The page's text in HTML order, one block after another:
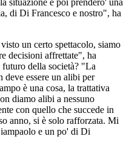
situazione e poi prendero' una
di Di Francesco e nostro", ha
un certo spettacolo, siamo
decisioni affrettate", ha
della società? "La
deve essere un alibi per
è una cosa, la trattativa
diamo alibi a nessuno
con quello che succede in
anno, si è solo rafforzata. Mi
e un po' di Di